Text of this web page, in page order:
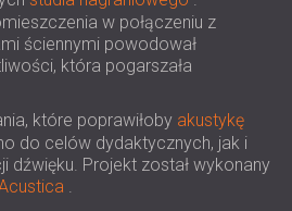
W OBIEKTACH
I
PLACÓWEK SŁUŻBY
I
w połączeniu z
ściennymi powodował
która pogarszała
które poprawiłoby akustykę
do celów dydaktycznych, jak i
dźwięku. Projekt został wykonany
.